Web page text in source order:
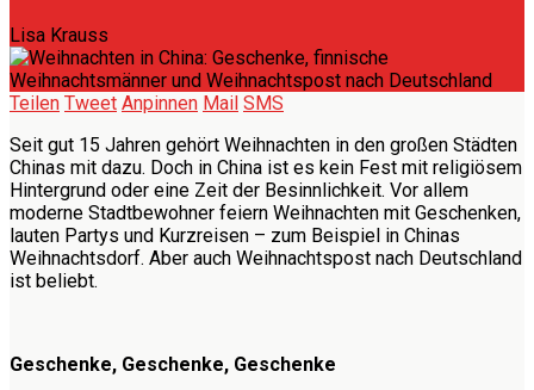
Lisa Krauss
Teilen Tweet Anpinnen Mail SMS
Seit gut 15 Jahren gehört Weihnachten in den großen Städten
Chinas mit dazu. Doch in China ist es kein Fest mit religiösem
Hintergrund oder eine Zeit der Besinnlichkeit. Vor allem
moderne Stadtbewohner feiern Weihnachten mit Geschenken,
lauten Partys und Kurzreisen – zum Beispiel in Chinas
Weihnachtsdorf. Aber auch Weihnachtspost nach Deutschland
ist beliebt.
Geschenke, Geschenke, Geschenke